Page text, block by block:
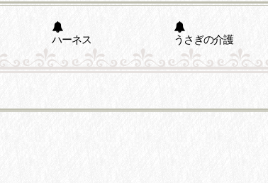
ハーネス うさぎの介護